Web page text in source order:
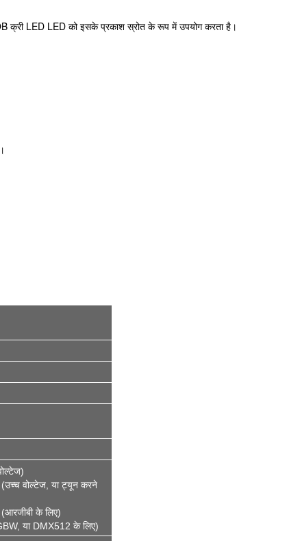
क्री LED LED को इसके प्रकाश स्रोत के रूप में उपयोग करता है।
(उच्च वोल्टेज, या ट्यून करने
के लिए)
या DMX512 के लिए)